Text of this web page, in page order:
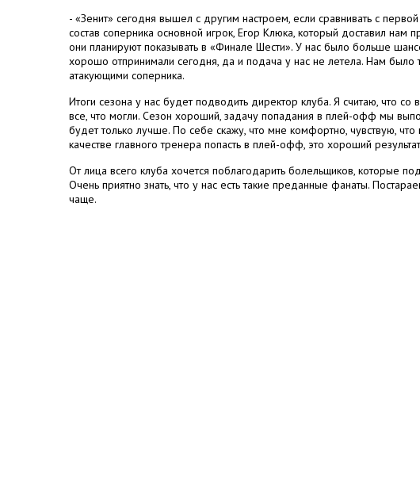
- «Зенит» сегодня вышел с другим настроем, если сравнивать с
состав соперника основной игрок, Егор Клюка, который доставил нам
они планируют показывать в «Финале Шести». У нас было больше
хорошо отпринимали сегодня, да и подача у нас не летела. Нам было
атакующими соперника.
Итоги сезона у нас будет подводить директор клуба. Я считаю, что
все, что могли. Сезон хороший, задачу попадания в плей-офф мы
будет только лучше. По себе скажу, что мне комфортно, чувствую,
качестве главного тренера попасть в плей-офф, это хороший
От лица всего клуба хочется поблагодарить болельщиков, которые
Очень приятно знать, что у нас есть такие преданные фанаты.
чаще.